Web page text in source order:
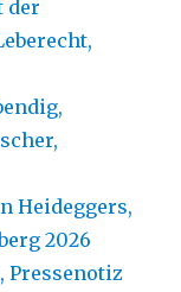
der
Heideggers,
2026
Pressenotiz